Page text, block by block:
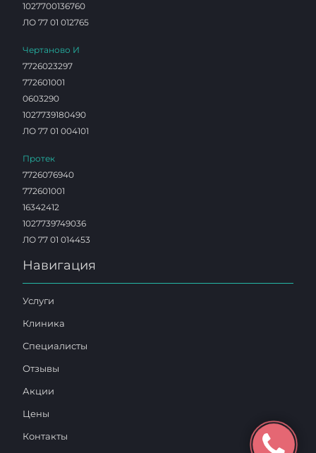
1027700136760
ЛО 77 01 012765
Чертаново И
7726023297
772601001
0603290
1027739180490
ЛО 77 01 004101
Протек
7726076940
772601001
16342412
1027739749036
ЛО 77 01 014453
Навигация
Услуги
Клиника
Специалисты
Отзывы
Акции
Цены
Контакты